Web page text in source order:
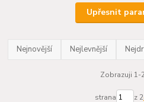
Upřesnit
Nejnovější Nejlevnější
Zobrazuji 1-
strana z 2